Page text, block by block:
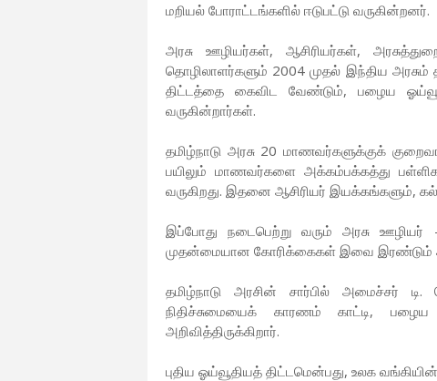
மறியல் போராட்டங்களில் ஈடுபட்டு வருகின்றனர்.
அரசு ஊழியர்கள், ஆசிரியர்கள்,
தொழிலாளர்களும் 2004 முதல் இந்திய அரசும்
திட்டத்தை கைவிட வேண்டும், பழைய
வருகின்றார்கள்.
தமிழ்நாடு அரசு 20 மாணவர்களுக்குக்
பயிலும் மாணவர்களை அக்கம்பக்கத்து
வருகிறது. இதனை ஆசிரியர் இயக்கங்களும்,
இப்போது நடைபெற்று வரும் அரசு ஊழியர்
முதன்மையான கோரிக்கைகள் இவை இரண்டும்
தமிழ்நாடு அரசின் சார்பில் அமைச்சர் டி.
நிதிச்சுமையைக் காரணம் காட்டி,
அறிவித்திருக்கிறார்.
புதிய ஓய்வூதியத் திட்டமென்பது, உலக